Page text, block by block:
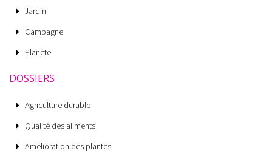
Jardin
Campagne
Planète
DOSSIERS
Agriculture durable
Qualité des aliments
Amélioration des plantes